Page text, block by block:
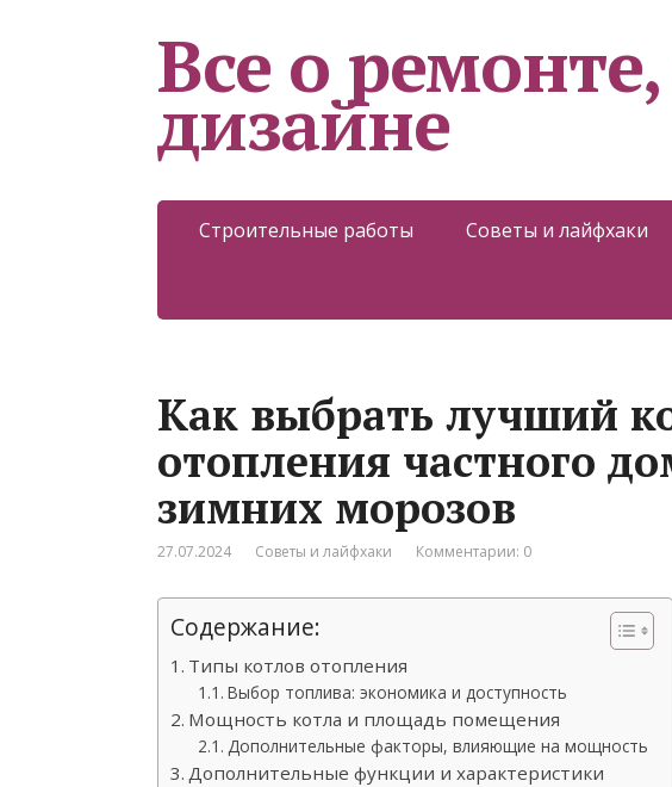
Все о
дизайне
Строительные работы Советы и лайфхаки
Как выбрать лучший
отопления частного
зимних морозов
27.07.2024 Советы и лайфхаки Комментарии: 0
Содержание:
Типы котлов отопления
Выбор топлива: экономика и доступность
Мощность котла и площадь помещения
Дополнительные факторы, влияющие на мощность
Дополнительные функции и характеристики